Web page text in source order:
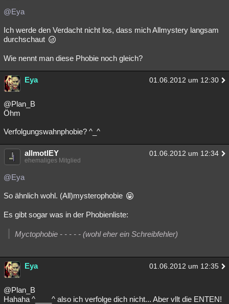
@Eya
Ich werde den Verdacht nicht los, dass mich Allmystery langsam
durchschaut
Wie nennt man diese Phobie noch gleich?
Eya 01.06.2012 um 12:30
@Plan_B
Öhm
Verfolgungswahnphobie? ^_^
allmotlEY 01.06.2012 um 12:34
ehemaliges Mitglied
@Eya
So ähnlich wohl. (All)mysterophobie
Es gibt sogar was in der Phobienliste:
Myctophobie - - - - - (wohl eher ein Schreibfehler)
Eya 01.06.2012 um 12:35
@Plan_B
Hahaha ^____^ also ich verfolge dich nicht... Aber vllt die ENTEN!